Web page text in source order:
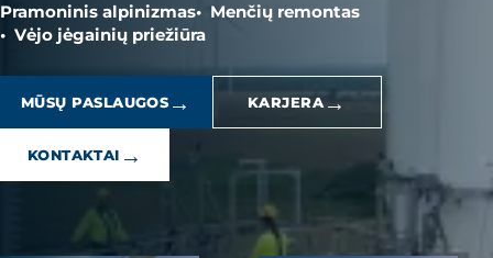
Pramoninis alpinizmas
Menčių remontas
Vėjo jėgainių priežiūra
MŪSŲ PASLAUGOS→ KARJERA→
KONTAKTAI →